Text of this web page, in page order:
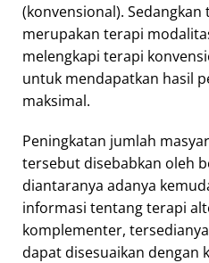
(konvensional).
merupakan terapi
melengkapi terapi
untuk mendapatkan hasil
maksimal.
Peningkatan jumlah
tersebut disebabkan oleh
diantaranya adanya
informasi tentang terapi
komplementer,
dapat disesuaikan dengan